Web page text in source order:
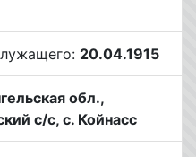
20.04.1915
обл.,
с/с, с. Койнасс